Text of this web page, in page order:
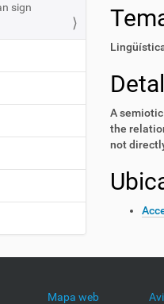
A
the
not
sign
Mapa web